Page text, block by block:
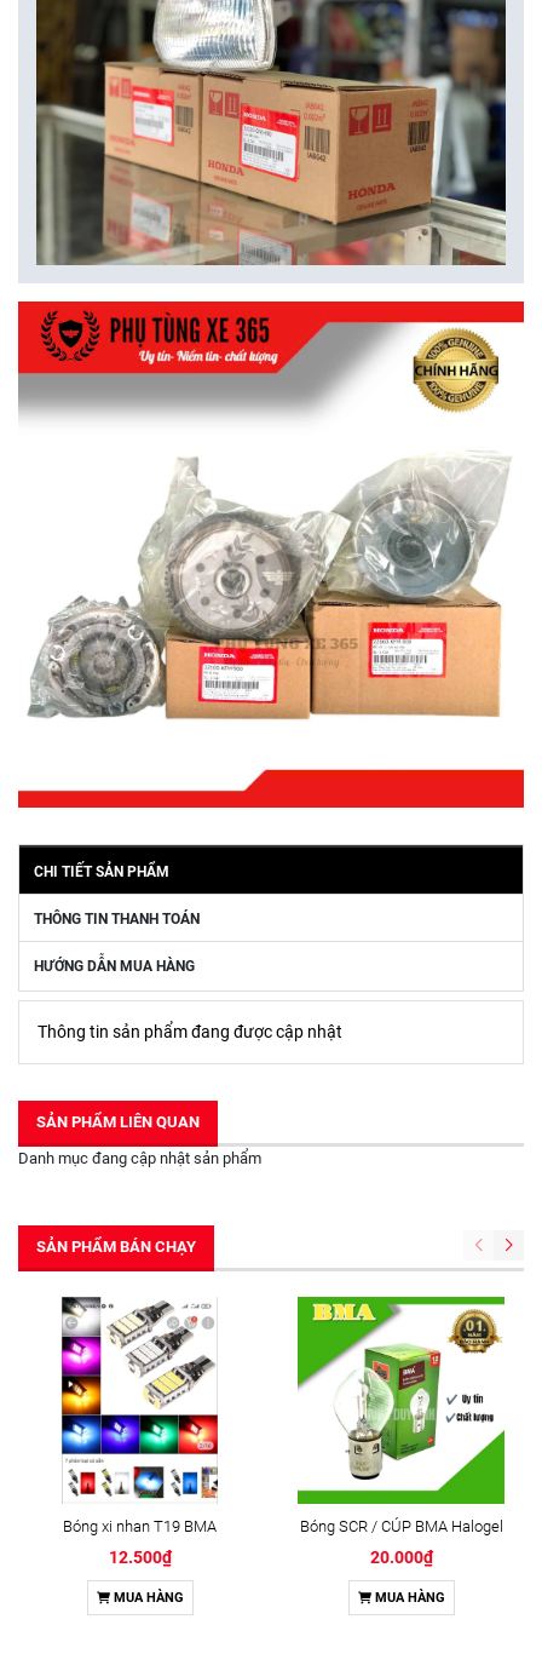
CHI TIẾT SẢN PHẨM
THÔNG TIN THANH TOÁN
HƯỚNG DẪN MUA HÀNG
Thông tin sản phẩm đang được cập nhật
SẢN PHẨM LIÊN QUAN
Danh mục đang cập nhật sản phẩm
SẢN PHẨM BÁN CHẠY
Bóng xi nhan T19 BMA
12.500₫
MUA HÀNG
Bóng SCR / CÚP BMA Halogel
20.000₫
MUA HÀNG